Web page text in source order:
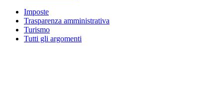
Imposte
Trasparenza amministrativa
Turismo
Tutti gli argomenti